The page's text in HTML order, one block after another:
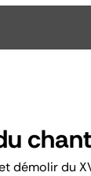
démolir du